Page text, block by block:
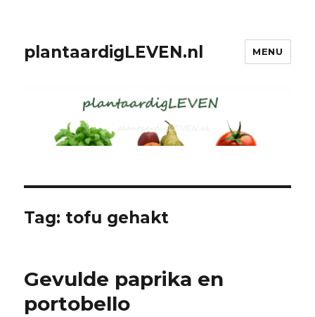
plantaardigLEVEN.nl MENU
Tag: tofu gehakt
Gevulde paprika en
portobello